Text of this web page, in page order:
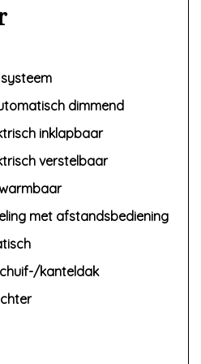
dimmend
inklapbaar
verstelbaar
met afstandsbediening
kanteldak